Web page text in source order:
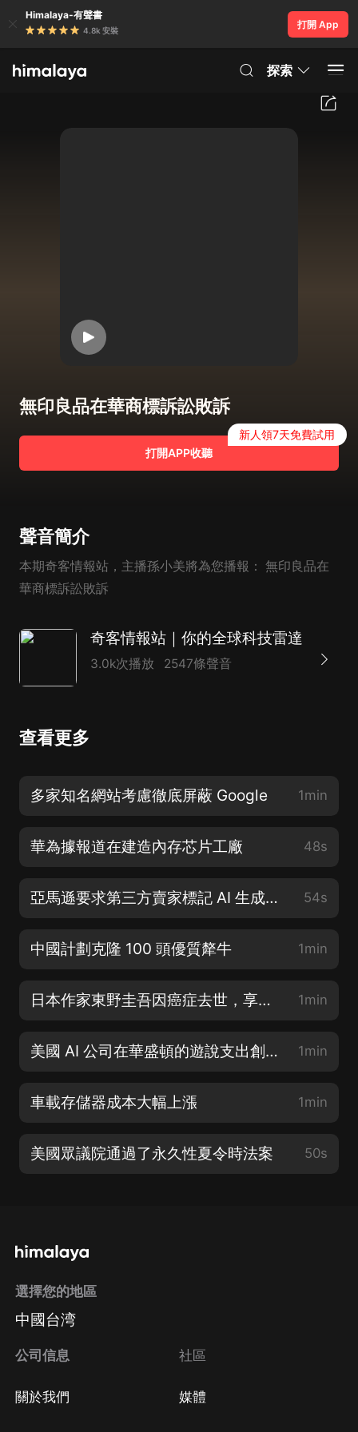
Himalaya-有聲書
4.8k 安裝
打開 App
探索
無印良品在華商標訴訟敗訴
打開APP收聽
新人領7天免費試用
聲音簡介
本期奇客情報站，主播孫小美將為您播報： 無印良品在
華商標訴訟敗訴
奇客情報站｜你的全球科技雷達
3.0k次播放 2547條聲音
查看更多
多家知名網站考慮徹底屏蔽 Google 1min
華為據報道在建造內存芯片工廠 48s
亞馬遜要求第三方賣家標記 AI 生成圖像 54s
中國計劃克隆 100 頭優質犛牛 1min
日本作家東野圭吾因癌症去世，享年 68 歲 1min
美國 AI 公司在華盛頓的遊說支出創下記錄 1min
車載存儲器成本大幅上漲 1min
美國眾議院通過了永久性夏令時法案 50s
選擇您的地區
中國台湾
公司信息
關於我們
社區
媒體